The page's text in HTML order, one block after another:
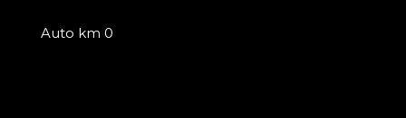
Auto km 0